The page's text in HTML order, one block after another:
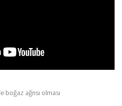
ağrısı olması